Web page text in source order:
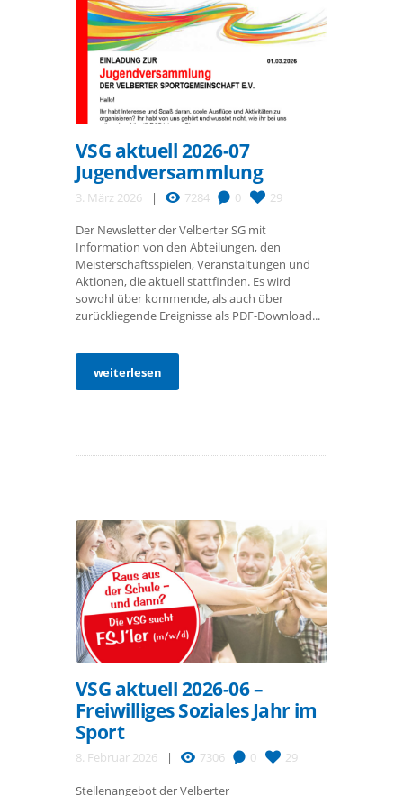
VSG aktuell 2026-07
Jugendversammlung
3. März 2026 7284 0 29
Der Newsletter der Velberter SG mit
Information von den Abteilungen, den
Meisterschaftsspielen, Veranstaltungen und
Aktionen, die aktuell stattfinden. Es wird
sowohl über kommende, als auch über
zurückliegende Ereignisse als PDF-Download...
weiterlesen
VSG aktuell 2026-06 –
Freiwilliges Soziales Jahr im
Sport
8. Februar 2026 7306 0 29
Stellenangebot der Velberter